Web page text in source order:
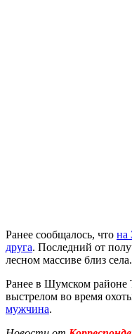
Ранее сообщалось, что на
друга. Последний от
лесном массиве близ села.
Ранее в Шумском районе
выстрелом во время
мужчина.